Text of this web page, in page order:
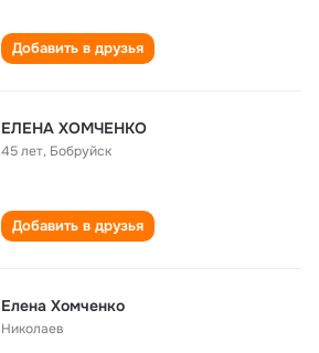
Добавить в друзья
ЕЛЕНА ХОМЧЕНКО
45 лет, Бобруйск
Добавить в друзья
Елена Хомченко
Николаев